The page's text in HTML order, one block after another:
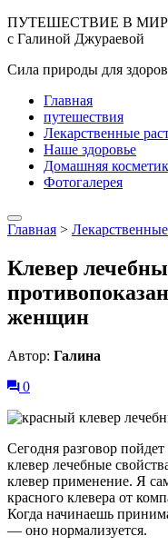
ПУТЕШЕСТВИЕ В
с Галиной Джураевой
Сила природы для
Главная
путешествия
Лекарственные
Наше здоровье
Домашняя
Фотогалерея
Главная >
Клевер
женщин
Автор: Галина
0
Сегодня разговор
клевер лечебные
клевер применение. Я
красного клевера от
Когда начинаешь
— оно нормализуется.